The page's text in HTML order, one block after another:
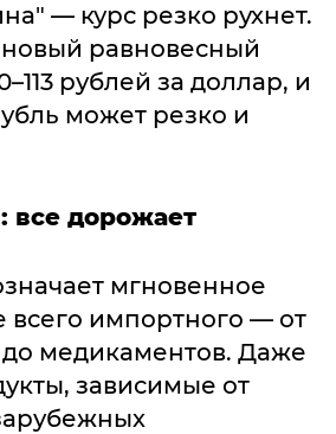
— курс резко рухнет.
равновесный
рублей за доллар, и
может резко и
все дорожает
мгновенное
импортного — от
медикаментов. Даже
зависимые от